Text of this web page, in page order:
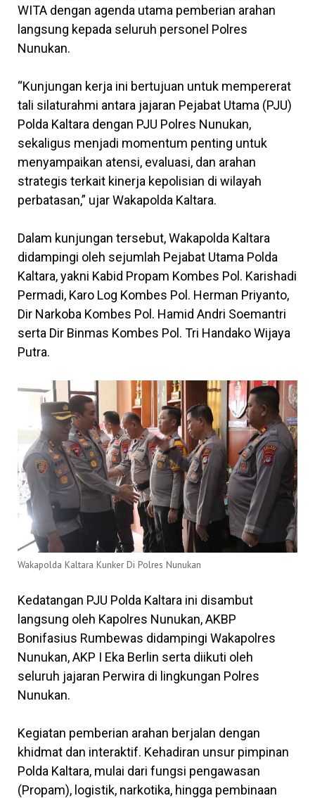
WITA dengan agenda utama pemberian arahan
langsung kepada seluruh personel Polres
Nunukan.
“Kunjungan kerja ini bertujuan untuk mempererat
tali silaturahmi antara jajaran Pejabat Utama (PJU)
Polda Kaltara dengan PJU Polres Nunukan,
sekaligus menjadi momentum penting untuk
menyampaikan atensi, evaluasi, dan arahan
strategis terkait kinerja kepolisian di wilayah
perbatasan,” ujar Wakapolda Kaltara.
Dalam kunjungan tersebut, Wakapolda Kaltara
didampingi oleh sejumlah Pejabat Utama Polda
Kaltara, yakni Kabid Propam Kombes Pol. Karishadi
Permadi, Karo Log Kombes Pol. Herman Priyanto,
Dir Narkoba Kombes Pol. Hamid Andri Soemantri
serta Dir Binmas Kombes Pol. Tri Handako Wijaya
Putra.
Wakapolda Kaltara Kunker Di Polres Nunukan
Kedatangan PJU Polda Kaltara ini disambut
langsung oleh Kapolres Nunukan, AKBP
Bonifasius Rumbewas didampingi Wakapolres
Nunukan, AKP I Eka Berlin serta diikuti oleh
seluruh jajaran Perwira di lingkungan Polres
Nunukan.
Kegiatan pemberian arahan berjalan dengan
khidmat dan interaktif. Kehadiran unsur pimpinan
Polda Kaltara, mulai dari fungsi pengawasan
(Propam), logistik, narkotika, hingga pembinaan